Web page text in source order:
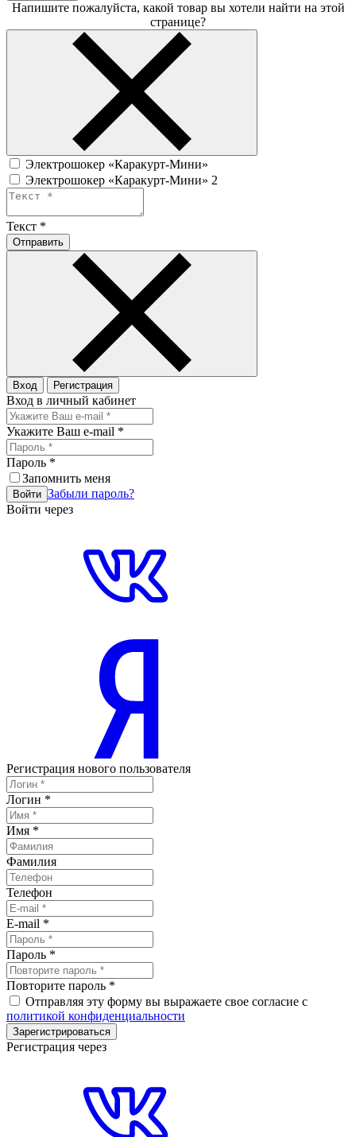
Напишите пожалуйста, какой товар вы хотели найти на этой
странице?
Электрошокер «Каракурт-Мини»
Электрошокер «Каракурт-Мини» 2
Текст *
Отправить
Вход Регистрация
Вход в личный кабинет
Укажите Ваш e-mail *
Пароль *
Запомнить меня
Войти Забыли пароль?
Войти через
Регистрация нового пользователя
Логин *
Имя *
Фамилия
Телефон
E-mail *
Пароль *
Повторите пароль *
Отправляя эту форму вы выражаете свое согласие с
политикой конфиденциальности
Зарегистрироваться
Регистрация через